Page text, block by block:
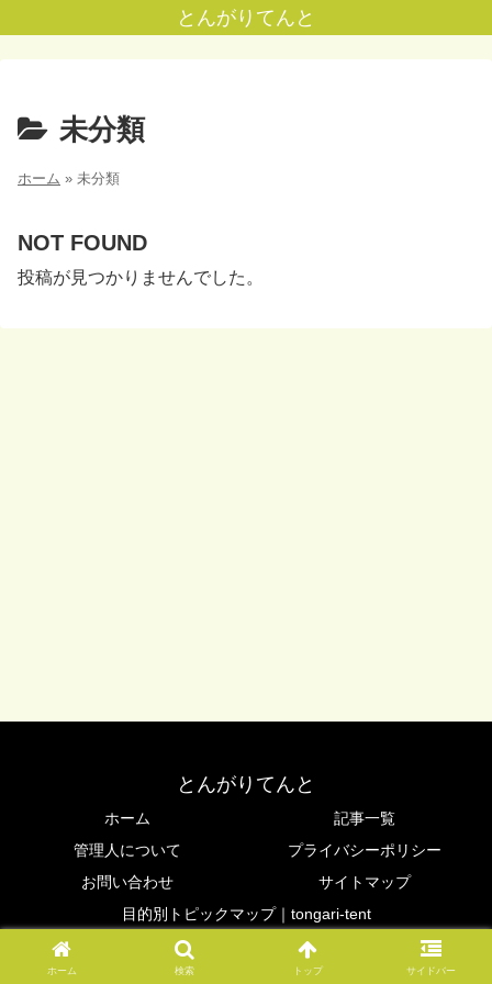
とんがりてんと
未分類
ホーム » 未分類
NOT FOUND
投稿が見つかりませんでした。
とんがりてんと
ホーム
記事一覧
管理人について
プライバシーポリシー
お問い合わせ
サイトマップ
目的別トピックマップ｜tongari-tent
© 2016 とんがりてんと.
ホーム 検索 トップ サイドバー